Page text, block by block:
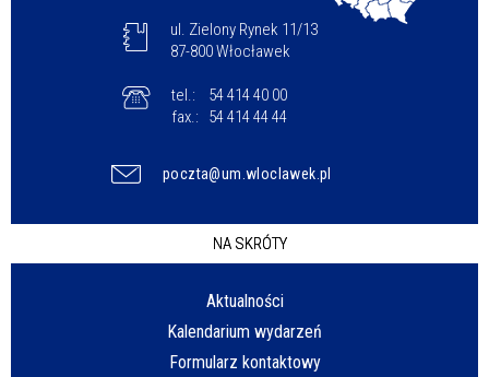
ul. Zielony Rynek 11/13
87-800 Włocławek
tel.:
54 414 40 00
fax.:
54 414 44 44
poczta@um.wloclawek.pl
NA SKRÓTY
Aktualności
Kalendarium wydarzeń
Formularz kontaktowy